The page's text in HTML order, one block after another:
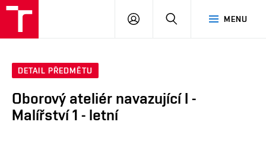
MENU
PŘIHLÁSIT
DETAIL PŘEDMĚTU
Oborový ateliér navazující I -
Malířství 1 - letní